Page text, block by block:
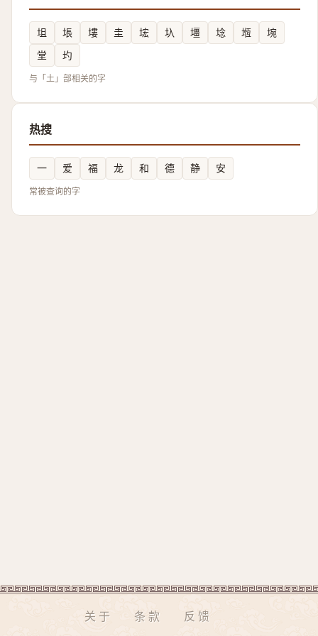
坥 㙊 塿 圭 㙆 圦 壃 埝 堩
埦
堂
圴
与「土」部相关的字
热搜
一 爱 福 龙 和 德 静 安
常被查询的字
关于 条款 反馈